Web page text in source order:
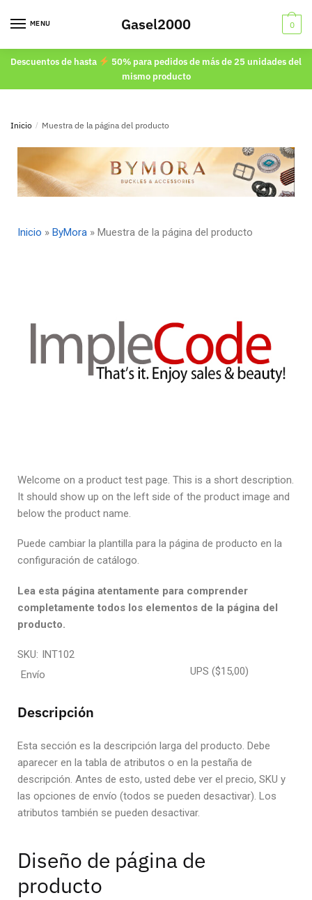
MENU Gasel2000 0
Descuentos de hasta
50% para pedidos de más de 25 unidades del
mismo producto
Inicio / Muestra de la página del producto
Inicio » ByMora » Muestra de la página del producto
Welcome on a product test page. This is a short description.
It should show up on the left side of the product image and
below the product name.
Puede cambiar la plantilla para la página de producto en la
configuración de catálogo.
Lea esta página atentamente para comprender
completamente todos los elementos de la página del
producto.
SKU: INT102
Envío
UPS ($15,00)
Descripción
Esta sección es la descripción larga del producto. Debe
aparecer en la tabla de atributos o en la pestaña de
descripción. Antes de esto, usted debe ver el precio, SKU y
las opciones de envío (todos se pueden desactivar). Los
atributos también se pueden desactivar.
Diseño de página de
producto